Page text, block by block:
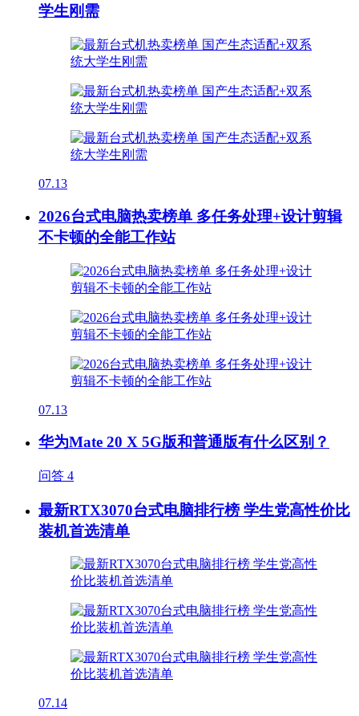
学生刚需
07.13
2026台式电脑热卖榜单 多任务处理+设计剪辑
不卡顿的全能工作站
07.13
华为Mate 20 X 5G版和普通版有什么区别？
问答 4
最新RTX3070台式电脑排行榜 学生党高性价比
装机首选清单
07.14